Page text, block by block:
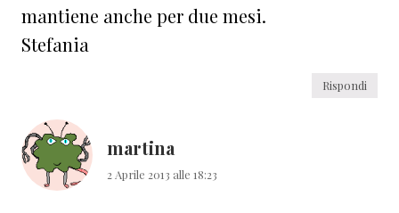
mantiene anche per due mesi.
Stefania
Rispondi
martina
2 Aprile 2013 alle 18:23